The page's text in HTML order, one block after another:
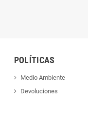
POLÍTICAS
Medio Ambiente
Devoluciones